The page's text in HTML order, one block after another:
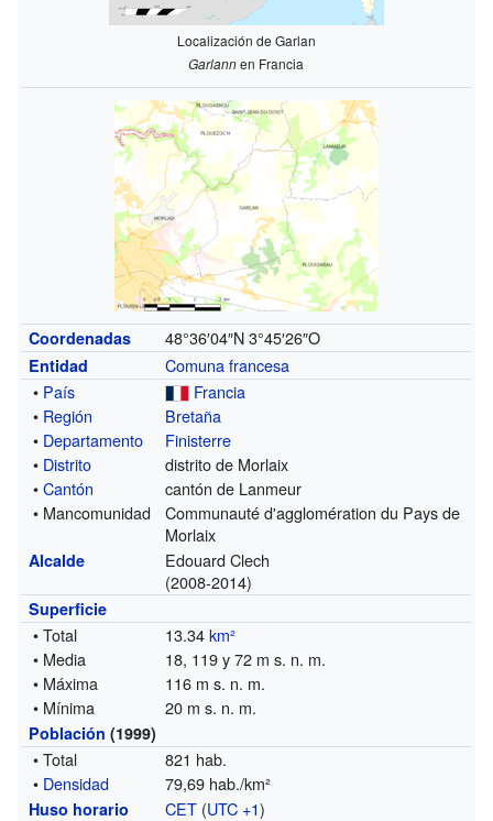
Localización de Garlan
Garlannen Francia
Coordenadas 48°36′04″N 3°45′26″O
Entidad
Comuna francesa
• País
Francia
• Región
Bretaña
• Departamento
Finisterre
• Distrito
distrito de Morlaix
•Cantón
cantón de Lanmeur
• Mancomunidad
Communauté d'agglomération du Pays de
Morlaix
Alcalde
Edouard Clech
(2008-2014)
Superficie
• Total 13.34km²
• Media
18, 119 y 72 m s. n. m.
• Máxima
116 m s. n. m.
• Mínima
20 m s. n. m.
Población (1999)
• Total
821 hab.
• Densidad 79,69 hab./km²
Huso horario CET (UTC +1)